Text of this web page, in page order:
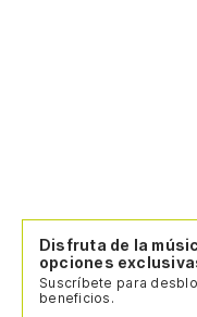
Disfruta de la
opciones
Suscríbete para
beneficios.